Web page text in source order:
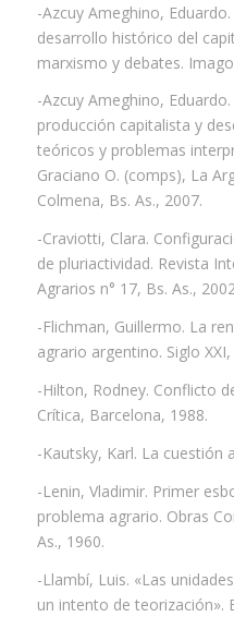
-Azcuy Ameghino,
desarrollo histórico del
marxismo y debates.
-Azcuy Ameghino,
producción capitalista y
teóricos y problemas
Graciano O. (comps), La
Colmena, Bs. As., 2007.
-Craviotti, Clara.
de pluriactividad. Revista
Agrarios n° 17, Bs. As.,
-Flichman, Guillermo. La
agrario argentino. Siglo
-Hilton, Rodney. Conflicto
Crítica, Barcelona, 1988.
-Kautsky, Karl. La cuestión
-Lenin, Vladimir. Primer
problema agrario. Obras
As., 1960.
-Llambí, Luis. «Las
un intento de teorización».